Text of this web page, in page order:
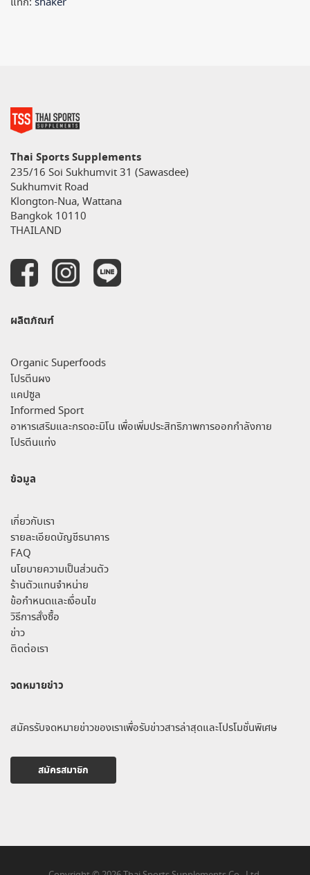
Thai Sports Supplements
235/16 Soi Sukhumvit 31 (Sawasdee)
Sukhumvit Road
Klongton-Nua, Wattana
Bangkok 10110
THAILAND
ผลิตภัณฑ์
Organic Superfoods
โปรตีนผง
แคปซูล
Informed Sport
อาหารเสริมและกรดอะมิโน เพื่อเพิ่มประสิทธิภาพการออกกำลังกาย
โปรตีนแท่ง
ข้อมูล
เกี่ยวกับเรา
รายละเอียดบัญชีธนาคาร
FAQ
นโยบายความเป็นส่วนตัว
ร้านตัวแทนจำหน่าย
ข้อกำหนดและเงื่อนไข
วิธีการสั่งซื้อ
ข่าว
ติดต่อเรา
จดหมายข่าว
สมัครรับจดหมายข่าวของเราเพื่อรับข่าวสารล่าสุดและโปรโมชั่นพิเศษ
สมัครสมาชิก